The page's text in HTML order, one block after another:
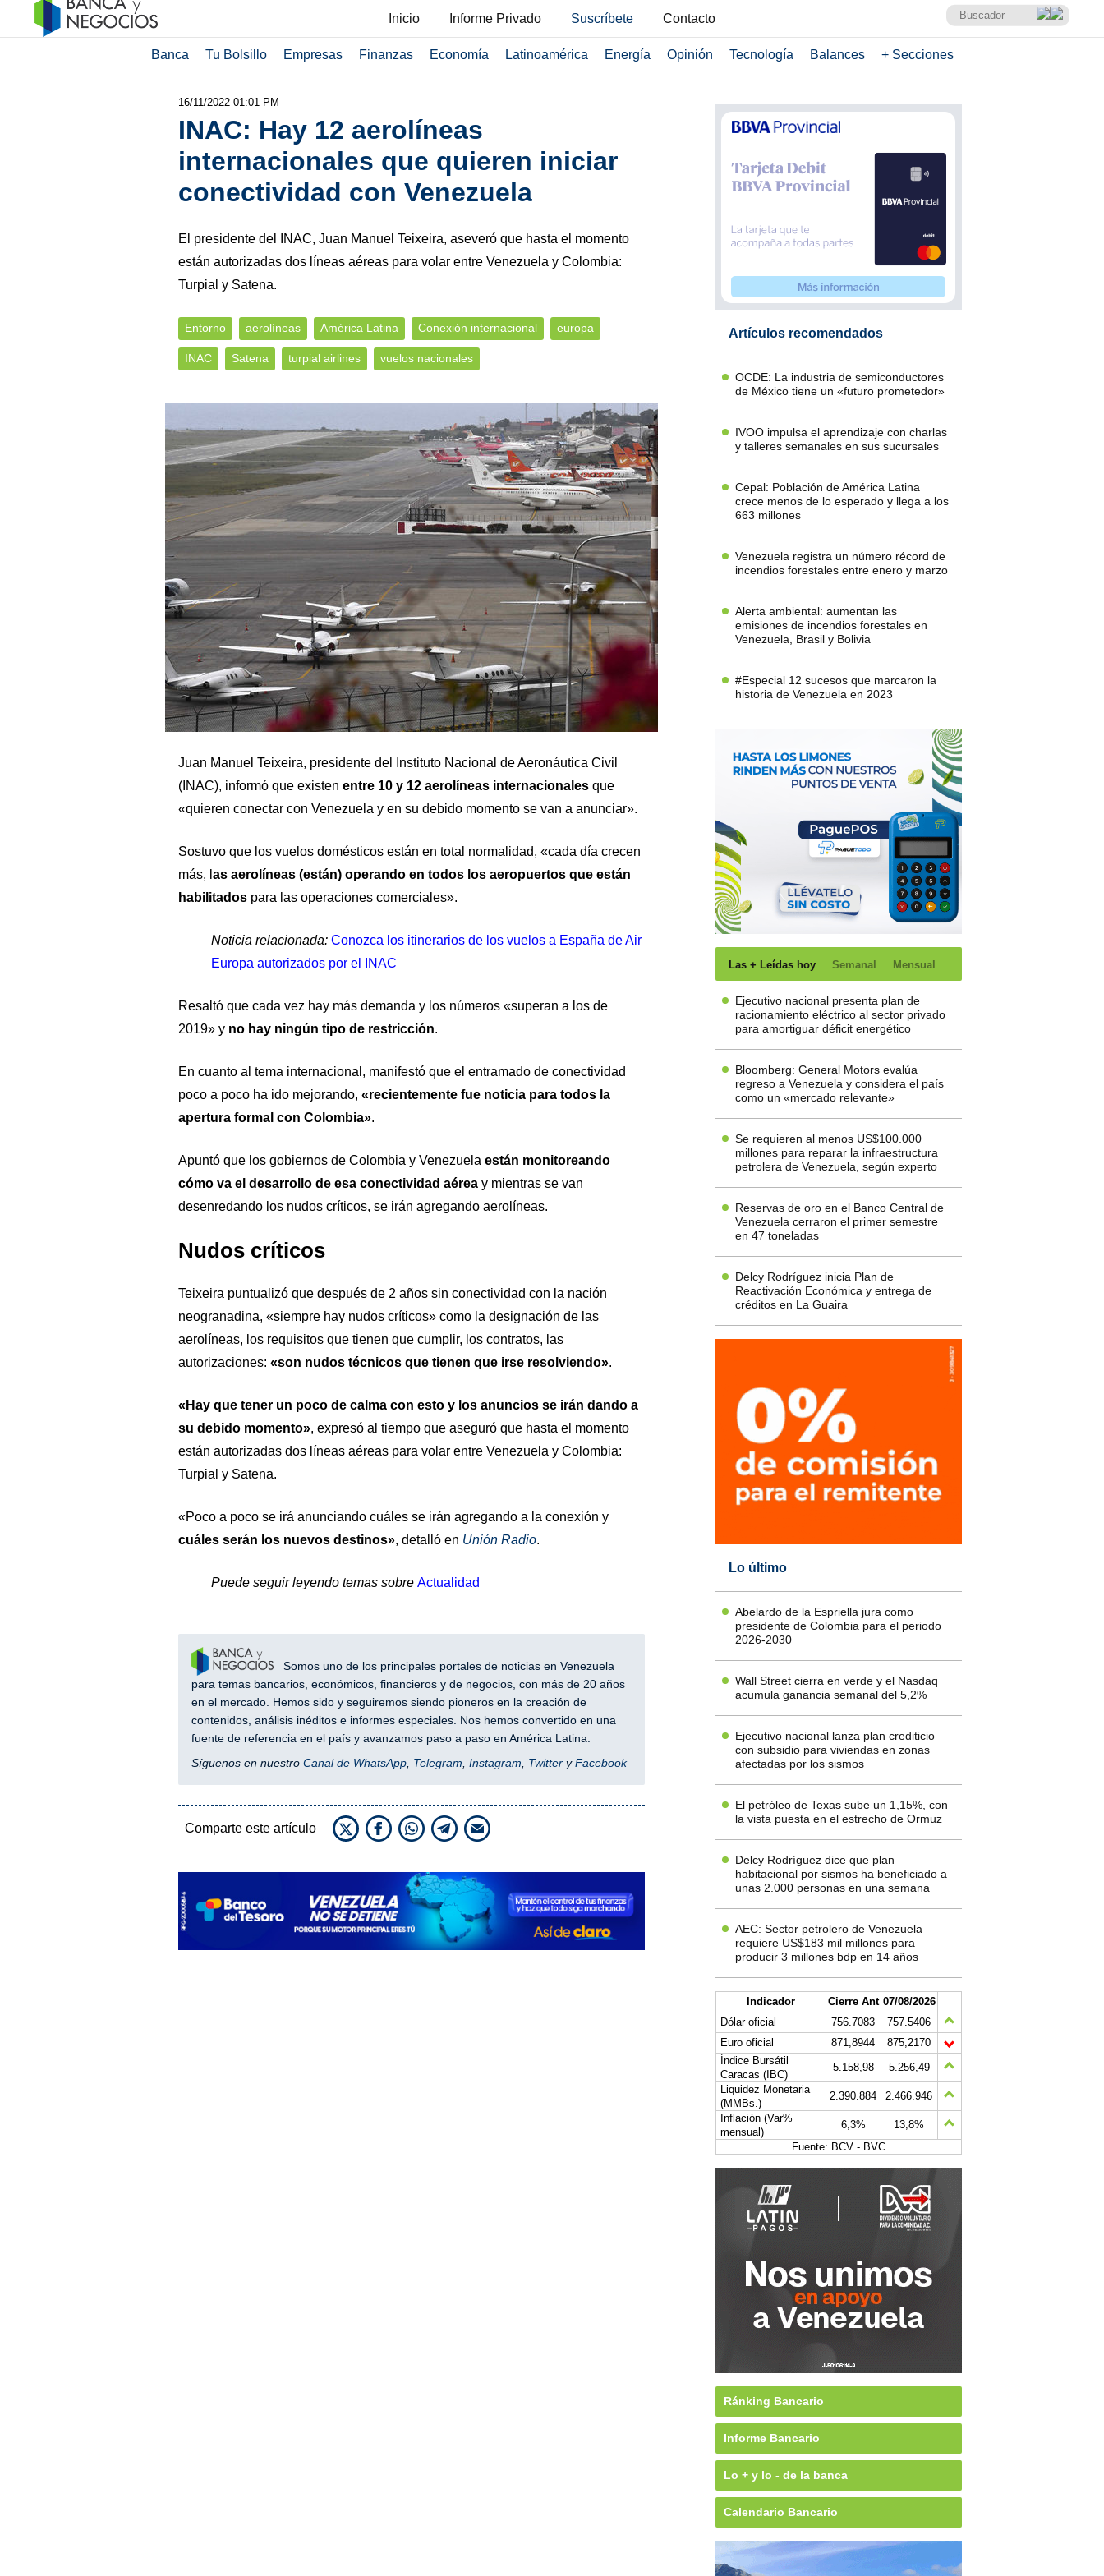
Inicio Informe Privado Suscríbete Contacto
Banca Tu Bolsillo Empresas Finanzas Economía Latinoamérica Energía Opinión Tecnología Balances + Secciones
16/11/2022 01:01 PM
INAC: Hay 12 aerolíneas
internacionales que quieren iniciar
conectividad con Venezuela
El presidente del INAC, Juan Manuel Teixeira, aseveró que hasta el momento
están autorizadas dos líneas aéreas para volar entre Venezuela y Colombia:
Turpial y Satena.
Entorno aerolíneas América Latina Conexión internacional europa
INAC Satena turpial airlines vuelos nacionales
Juan Manuel Teixeira, presidente del Instituto Nacional de Aeronáutica Civil
(INAC), informó que existen entre 10 y 12 aerolíneas internacionalesque
«quieren conectar con Venezuela y en su debido momento se van a anunciar».
Sostuvo que los vuelos domésticos están en total normalidad, «cada día crecen
más, l as aerolíneas (están) operando en todos los aeropuertos que están
habilitadospara las operaciones comerciales».
Noticia relacionada: Conozca los itinerarios de los vuelos a España de Air
Europa autorizados por el INAC
Resaltó que cada vez hay más demanda y los números «superan a los de
2019» y no hay ningún tipo de restricción.
En cuanto al tema internacional, manifestó que el entramado de conectividad
poco a poco ha ido mejorando, «recientemente fue noticia para todos la
apertura formal con Colombia».
Apuntó que los gobiernos de Colombia y Venezuela están monitoreando
cómo va el desarrollo de esa conectividad aéreay mientras se van
desenredando los nudos críticos, se irán agregando aerolíneas.
Nudos críticos
Teixeira puntualizó que después de 2 años sin conectividad con la nación
neogranadina, «siempre hay nudos críticos» como la designación de las
aerolíneas, los requisitos que tienen que cumplir, los contratos, las
autorizaciones: «son nudos técnicos que tienen que irse resolviendo».
«Hay que tener un poco de calma con esto y los anuncios se irán dando a
su debido momento», expresó al tiempo que aseguró que hasta el momento
están autorizadas dos líneas aéreas para volar entre Venezuela y Colombia:
Turpial y Satena.
«Poco a poco se irá anunciando cuáles se irán agregando a la conexión y
cuáles serán los nuevos destinos», detalló en Unión Radio.
Puede seguir leyendo temas sobre Actualidad
Somos uno de los principales portales de noticias en Venezuela
para temas bancarios, económicos, financieros y de negocios, con más de 20 años
en el mercado. Hemos sido y seguiremos siendo pioneros en la creación de
contenidos, análisis inéditos e informes especiales. Nos hemos convertido en una
fuente de referencia en el país y avanzamos paso a paso en América Latina.
Síguenos en nuestro Canal de WhatsApp, Telegram, Instagram, TwitteryFacebook
Comparte este artículo
Artículos recomendados
OCDE: La industria de semiconductores
de México tiene un «futuro prometedor»
IVOO impulsa el aprendizaje con charlas
y talleres semanales en sus sucursales
Cepal: Población de América Latina
crece menos de lo esperado y llega a los
663 millones
Venezuela registra un número récord de
incendios forestales entre enero y marzo
Alerta ambiental: aumentan las
emisiones de incendios forestales en
Venezuela, Brasil y Bolivia
#Especial 12 sucesos que marcaron la
historia de Venezuela en 2023
Las + Leídas hoy Semanal Mensual
Ejecutivo nacional presenta plan de
racionamiento eléctrico al sector privado
para amortiguar déficit energético
Bloomberg: General Motors evalúa
regreso a Venezuela y considera el país
como un «mercado relevante»
Se requieren al menos US$100.000
millones para reparar la infraestructura
petrolera de Venezuela, según experto
Reservas de oro en el Banco Central de
Venezuela cerraron el primer semestre
en 47 toneladas
Delcy Rodríguez inicia Plan de
Reactivación Económica y entrega de
créditos en La Guaira
Lo último
Abelardo de la Espriella jura como
presidente de Colombia para el periodo
2026-2030
Wall Street cierra en verde y el Nasdaq
acumula ganancia semanal del 5,2%
Ejecutivo nacional lanza plan crediticio
con subsidio para viviendas en zonas
afectadas por los sismos
El petróleo de Texas sube un 1,15%, con
la vista puesta en el estrecho de Ormuz
Delcy Rodríguez dice que plan
habitacional por sismos ha beneficiado a
unas 2.000 personas en una semana
AEC: Sector petrolero de Venezuela
requiere US$183 mil millones para
producir 3 millones bdp en 14 años
Indicador Cierre Ant 07/08/2026
Dólar oficial
756.7083
757.5406
Euro oficial
871,8944
875,2170
Índice Bursátil
Caracas (IBC)
5.158,98
5.256,49
Liquidez Monetaria
(MMBs.)
2.390.884
2.466.946
Inflación (Var%
mensual)
6,3%
13,8%
Fuente: BCV - BVC
Ránking Bancario
Informe Bancario
Lo + y lo - de la banca
Calendario Bancario